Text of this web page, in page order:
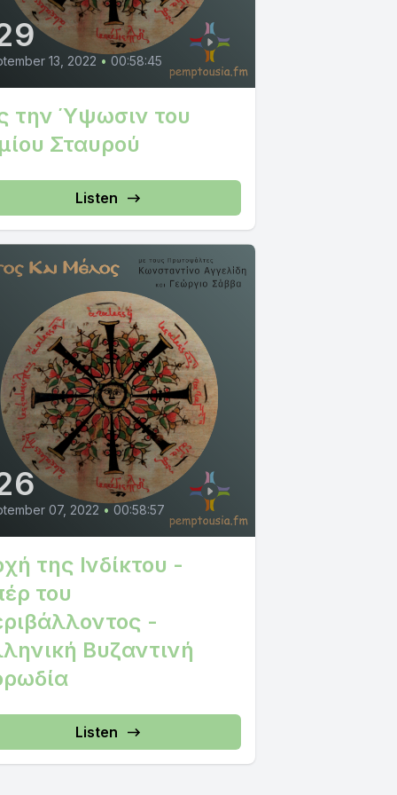
13, 2022 • 00:58:45
την Ύψωσιν του
Σταυρού
Listen
07, 2022 • 00:58:57
της Ινδίκτου -
του
-
Βυζαντινή
Listen